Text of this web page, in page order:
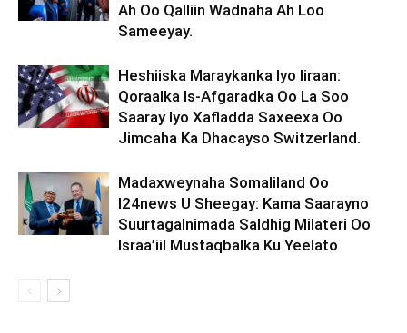
Ah Oo Qalliin Wadnaha Ah Loo
Sameeyay.
Heshiiska Maraykanka Iyo Iiraan:
Qoraalka Is-Afgaradka Oo La Soo
Saaray Iyo Xafladda Saxeexa Oo
Jimcaha Ka Dhacayso Switzerland.
Madaxweynaha Somaliland Oo
I24news U Sheegay: Kama Saarayno
Suurtagalnimada Saldhig Milateri Oo
Israa’iil Mustaqbalka Ku Yeelato